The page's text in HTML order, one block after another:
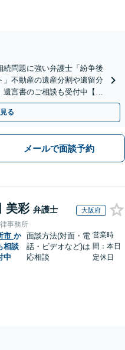
続問題に強い弁護士「紛争後
不動産の遺産分割や遺留分
言書のご相談も受付中【夜
室】
る
メールで面談予約
美彩 弁護士 大阪府
事務所
市 か
相談
中
面談方法(対面・電
話・ビデオなど)は
応相談
営業時
間：本日
定休日